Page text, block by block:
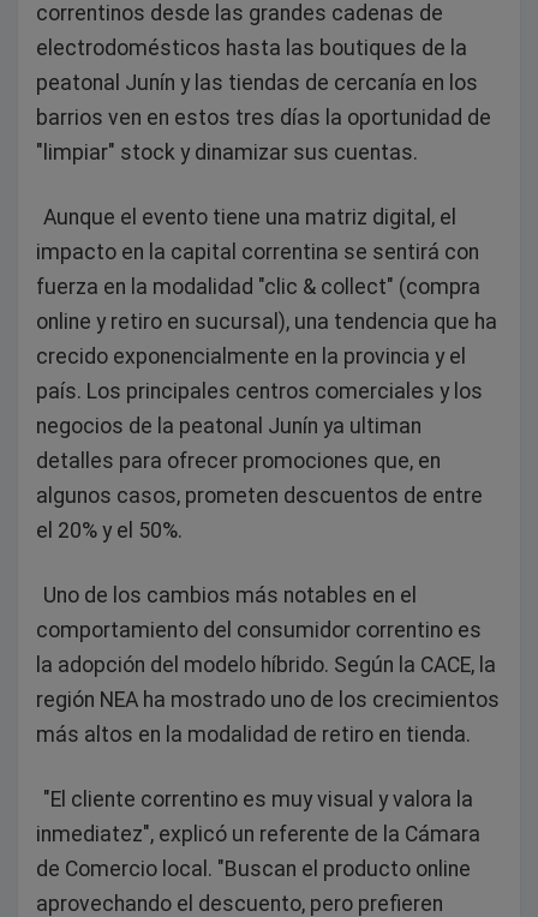
correntinos desde las grandes cadenas de
electrodomésticos hasta las boutiques de la
peatonal Junín y las tiendas de cercanía en los
barrios ven en estos tres días la oportunidad de
"limpiar" stock y dinamizar sus cuentas.
Aunque el evento tiene una matriz digital, el
impacto en la capital correntina se sentirá con
fuerza en la modalidad "clic & collect" (compra
online y retiro en sucursal), una tendencia que ha
crecido exponencialmente en la provincia y el
país. Los principales centros comerciales y los
negocios de la peatonal Junín ya ultiman
detalles para ofrecer promociones que, en
algunos casos, prometen descuentos de entre
el 20% y el 50%.
Uno de los cambios más notables en el
comportamiento del consumidor correntino es
la adopción del modelo híbrido. Según la CACE, la
región NEA ha mostrado uno de los crecimientos
más altos en la modalidad de retiro en tienda.
"El cliente correntino es muy visual y valora la
inmediatez", explicó un referente de la Cámara
de Comercio local. "Buscan el producto online
aprovechando el descuento, pero prefieren